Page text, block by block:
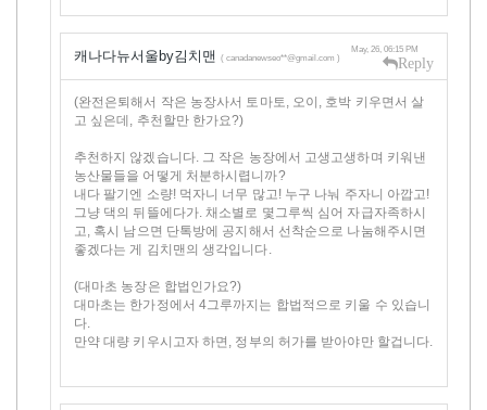
캐나다뉴서울by김치맨 ( canadanewseo**@gmail.com )
May, 26, 06:15 PM
Reply
(완전은퇴해서 작은 농장사서 토마토, 오이, 호박 키우면서 살
고 싶은데, 추천할만 한가요?)
추천하지 않겠습니다. 그 작은 농장에서 고생고생하며 키워낸
농산물들을 어떻게 처분하시렵니까?
내다 팔기엔 소량! 먹자니 너무 많고! 누구 나눠 주자니 아깝고!
그냥 댁의 뒤뜰에다가. 채소별로 몇그루씩 심어 자급자족하시
고, 혹시 남으면 단톡방에 공지해서 선착순으로 나눔해주시면
좋겠다는 게 김치맨의 생각입니다.
(대마초 농장은 합법인가요?)
대마초는 한가정에서 4그루까지는 합법적으로 키울 수 있습니
다.
만약 대량 키우시고자 하면, 정부의 허가를 받아야만 할겁니다.